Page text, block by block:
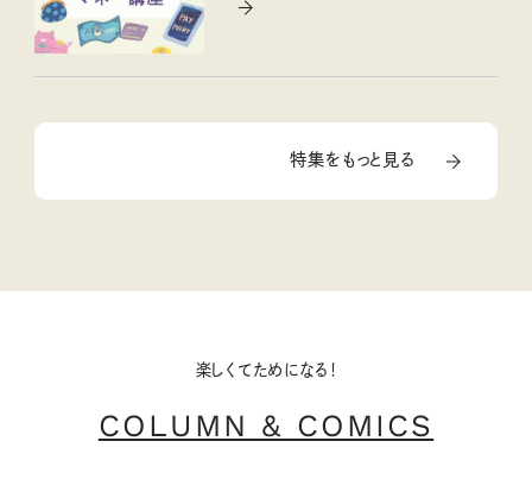
特集をもっと見る
楽しくてためになる！
COLUMN & COMICS